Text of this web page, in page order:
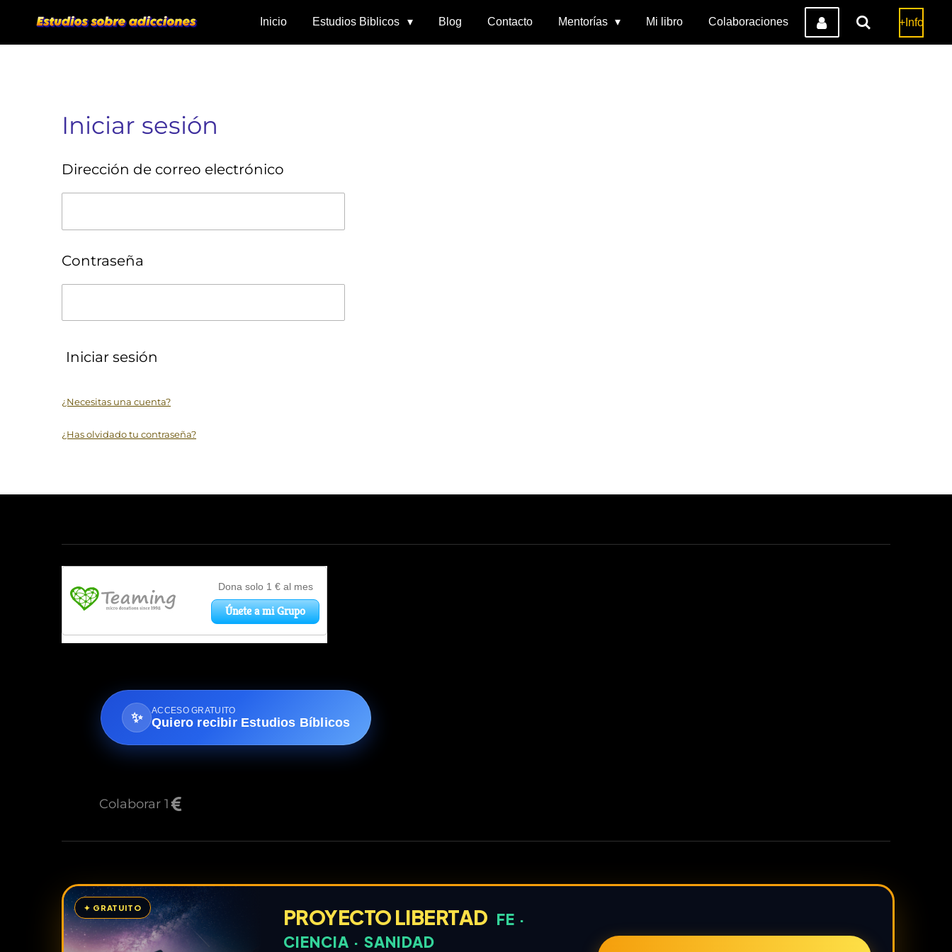
al
Inicio Estudios Biblicos Blog Contacto Mentorías Mi libro Colaboraciones +Info
Iniciar sesión
Dirección de correo electrónico
Contraseña
Iniciar sesión
¿Necesitas una cuenta?
¿Has olvidado tu contraseña?
✨ ACCESO GRATUITO
Quiero recibir Estudios Bíblicos
Colaborar 1
✦ GRATUITO PROYECTO LIBERTAD FE ·
CIENCIA · SANIDAD